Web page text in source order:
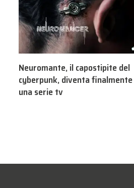
Neuromante, il capostipite del
cyberpunk, diventa finalmente
una serie tv